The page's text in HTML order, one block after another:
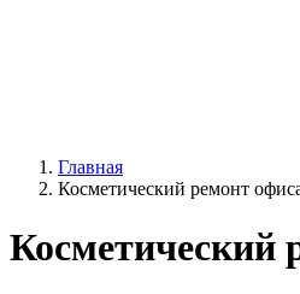
Главная
Косметический ремонт
Косметический